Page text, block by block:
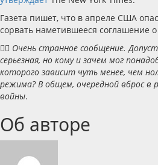
Газета пишет, что в апреле США
сорвать наметившееся соглашение
✍🏻 Очень странное сообщение.
серьезная, но кому и зачем мог
которого зависит чуть менее, чем
режима? В общем, очередной вброс в
войны.
Об авторе